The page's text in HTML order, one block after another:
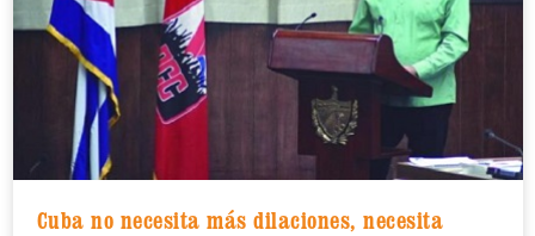
Cuba no necesita más dilaciones, necesita